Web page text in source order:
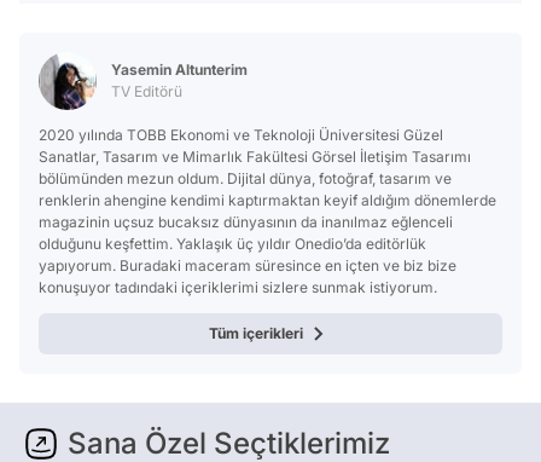
Yasemin Altunterim
TV Editörü
2020 yılında TOBB Ekonomi ve Teknoloji Üniversitesi Güzel
Sanatlar, Tasarım ve Mimarlık Fakültesi Görsel İletişim Tasarımı
bölümünden mezun oldum. Dijital dünya, fotoğraf, tasarım ve
renklerin ahengine kendimi kaptırmaktan keyif aldığım dönemlerde
magazinin uçsuz bucaksız dünyasının da inanılmaz eğlenceli
olduğunu keşfettim. Yaklaşık üç yıldır Onedio’da editörlük
yapıyorum. Buradaki maceram süresince en içten ve biz bize
konuşuyor tadındaki içeriklerimi sizlere sunmak istiyorum.
Tüm içerikleri
Sana Özel Seçtiklerimiz